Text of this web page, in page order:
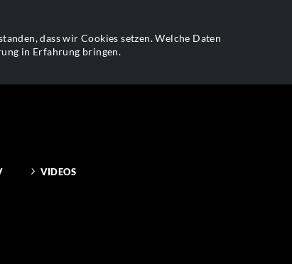
dass wir Cookies setzen. Welche Daten
in Erfahrung bringen.
VIDEOS